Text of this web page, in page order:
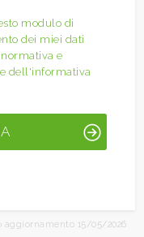
modulo di
dei miei dati
e
dell'informativa
aggiornamento 15/05/2026